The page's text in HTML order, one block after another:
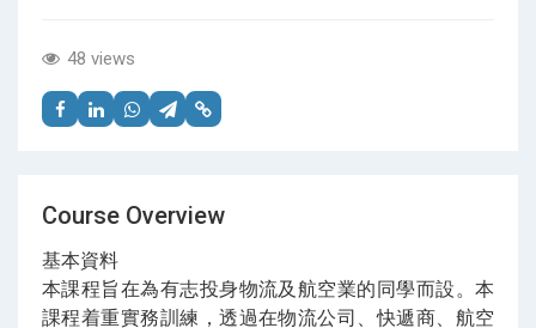
48 views
Course Overview
基本資料
本課程旨在為有志投身物流及航空業的同學而設。本
課程着重實務訓練，透過在物流公司、快遞商、航空